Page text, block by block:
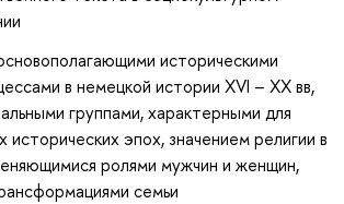
историческими
в немецкой истории XVI – XX вв,
группами, характерными для
эпох, значением религии в
ролями мужчин и женщин,
семьи